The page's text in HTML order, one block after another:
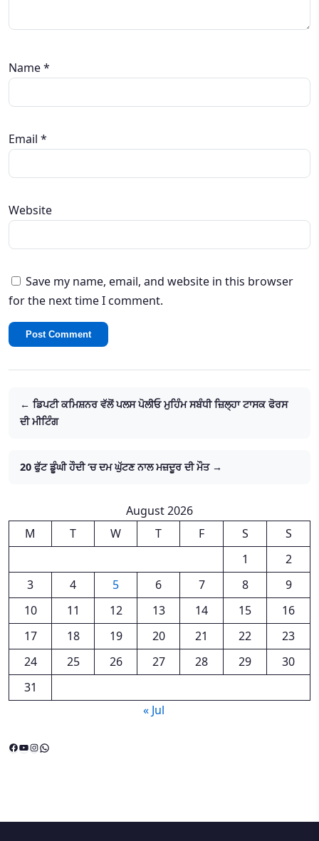
Name*
Email *
Website
Save my name, email, and website in this browser
for the next time I comment.
← ਡਿਪਟੀ ਕਮਿਸ਼ਨਰ ਵੱਲੋਂ ਪਲਸ ਪੋਲੀਓ ਮੁਹਿੰਮ ਸਬੰਧੀ ਜ਼ਿਲ੍ਹਾ ਟਾਸਕ ਫੋਰਸ
ਦੀ ਮੀਟਿੰਗ
20 ਫੁੱਟ ਡੂੰਘੀ ਹੌਦੀ ‘ਚ ਦਮ ਘੁੱਟਣ ਨਾਲ ਮਜ਼ਦੂਰ ਦੀ ਮੌਤ →
August 2026
M
T W T F S
S
1
2
3
4 5 6 7 8
9
10
11 12 13 14 15
16
17
18 19 20 21 22
23
24
25 26 27 28 29
30
31
« Jul
Facebook
YouTube
Instagram
WhatsApp